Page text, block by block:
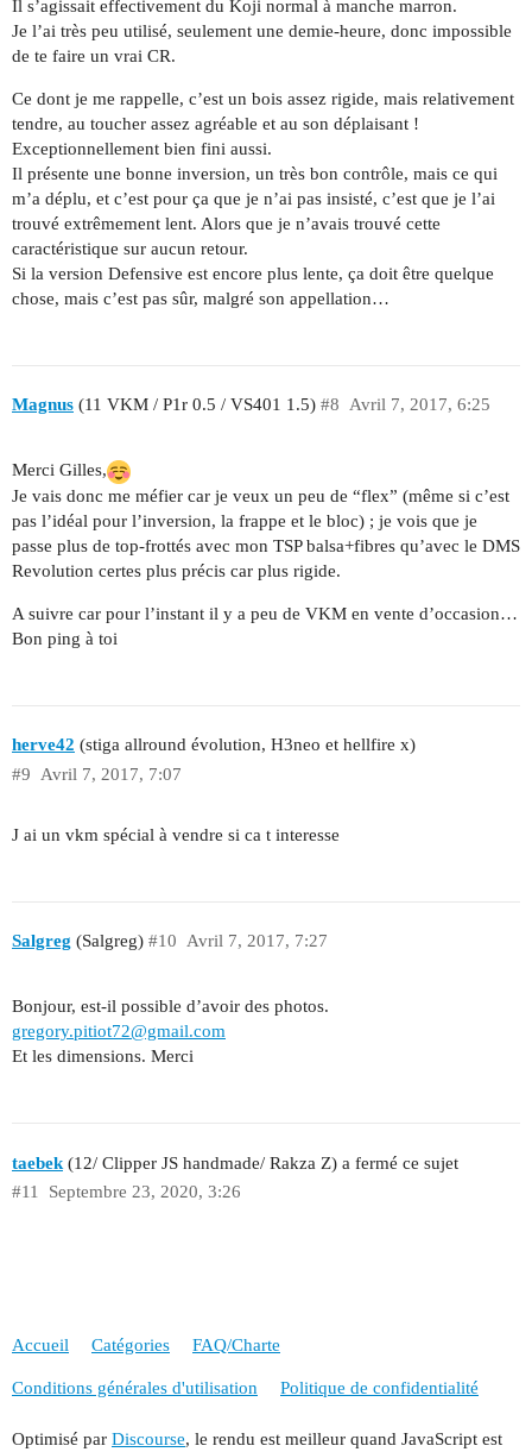
Il s’agissait effectivement du Koji normal à manche marron.
Je l’ai très peu utilisé, seulement une demie-heure, donc impossible
de te faire un vrai CR.
Ce dont je me rappelle, c’est un bois assez rigide, mais relativement
tendre, au toucher assez agréable et au son déplaisant !
Exceptionnellement bien fini aussi.
Il présente une bonne inversion, un très bon contrôle, mais ce qui
m’a déplu, et c’est pour ça que je n’ai pas insisté, c’est que je l’ai
trouvé extrêmement lent. Alors que je n’avais trouvé cette
caractéristique sur aucun retour.
Si la version Defensive est encore plus lente, ça doit être quelque
chose, mais c’est pas sûr, malgré son appellation…
Magnus (11 VKM / P1r 0.5 / VS401 1.5) Avril 7, 2017, 6:25
#8
Merci Gilles,
Je vais donc me méfier car je veux un peu de “flex” (même si c’est
pas l’idéal pour l’inversion, la frappe et le bloc) ; je vois que je
passe plus de top-frottés avec mon TSP balsa+fibres qu’avec le DMS
Revolution certes plus précis car plus rigide.
A suivre car pour l’instant il y a peu de VKM en vente d’occasion…
Bon ping à toi
herve42 (stiga allround évolution, H3neo et hellfire x)
Avril 7, 2017, 7:07
#9
J ai un vkm spécial à vendre si ca t interesse
Salgreg (Salgreg) Avril 7, 2017, 7:27
#10
Bonjour, est-il possible d’avoir des photos.
gregory.pitiot72@gmail.com
Et les dimensions. Merci
taebek (12/ Clipper JS handmade/ Rakza Z) a fermé ce sujet
Septembre 23, 2020, 3:26
#11
Accueil Catégories FAQ/Charte
Conditions générales d'utilisation Politique de confidentialité
Optimisé par Discourse, le rendu est meilleur quand JavaScript est